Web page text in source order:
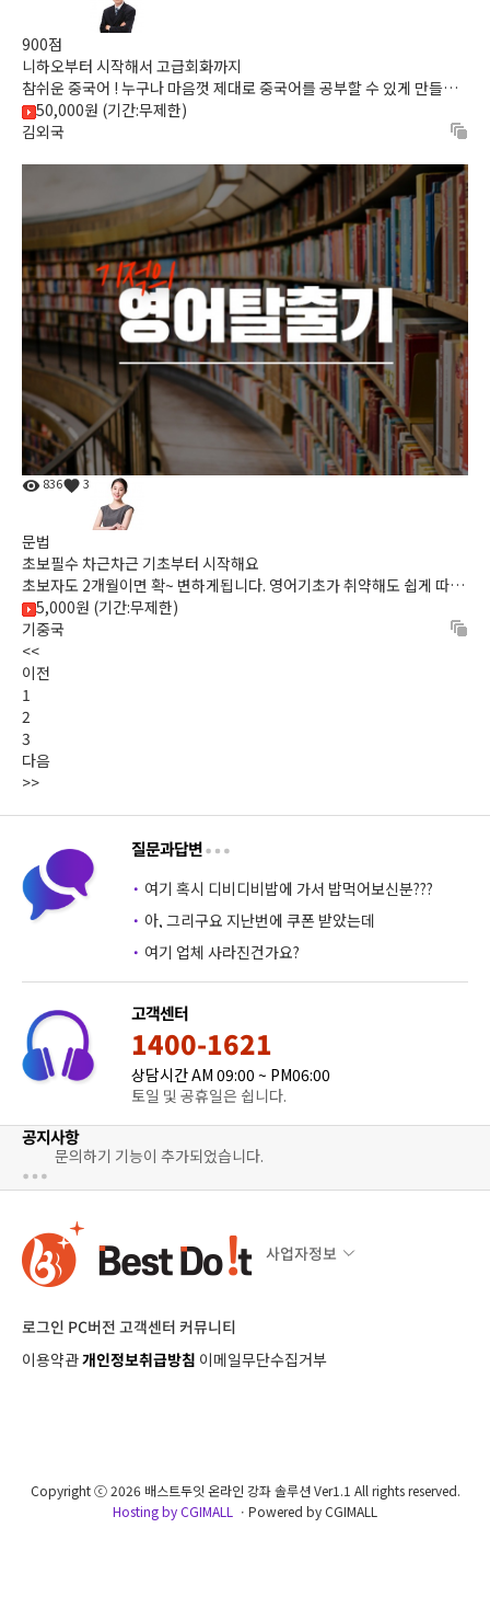
900점
니하오부터 시작해서 고급회화까지
참쉬운 중국어 ! 누구나 마음껏 제대로 중국어를 공부할 수 있게 만들어
주는50,000원 (기간:무제한)
김외국
836 3
문법
초보필수 차근차근 기초부터 시작해요
초보자도 2개월이면 확~ 변하게됩니다. 영어기초가 취약해도 쉽게 따라
올수 있고 문법기초를 확실하게 마무리 합니다.
5,000원 (기간:무제한)
기중국
<<
이전
1
2
3
다음
>>
질문과답변
· 여기 혹시 디비디비밥에 가서 밥먹어보신분???
· 아, 그리구요 지난번에 쿠폰 받았는데
· 여기 업체 사라진건가요?
고객센터
1400-1621
상담시간 AM 09:00 ~ PM06:00
토일 및 공휴일은 쉽니다.
공지사항
문의하기 기능이 추가되었습니다.
사업자정보
로그인 PC버전 고객센터 커뮤니티
이용약관개인정보취급방침 이메일무단수집거부
Copyright ⓒ 2026 배스트두잇 온라인 강좌 솔루션 Ver1.1 All rights reserved.
Hosting by CGIMALL
ㆍPowered by CGIMALL